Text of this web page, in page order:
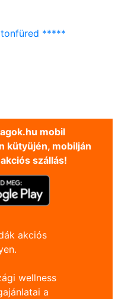
*****
mobil
kütyüjén, mobilján
szállás!
akciós
wellness
a